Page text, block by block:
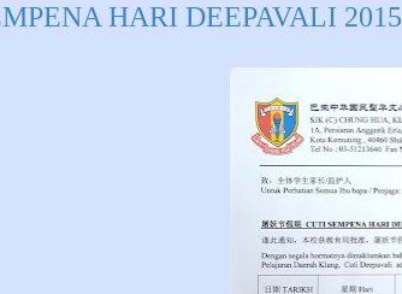
HARI DEEPAVALI 2015